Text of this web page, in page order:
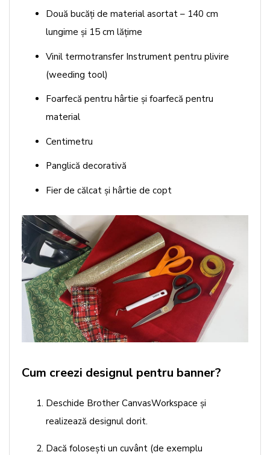
Două bucăți de material asortat – 140 cm
lungime și 15 cm lățime
Vinil termotransfer Instrument pentru plivire
(weeding tool)
Foarfecă pentru hârtie și foarfecă pentru
material
Centimetru
Panglică decorativă
Fier de călcat și hârtie de copt
Cum creezi designul pentru banner?
Deschide Brother CanvasWorkspace și
realizează designul dorit.
Dacă folosești un cuvânt (de exemplu